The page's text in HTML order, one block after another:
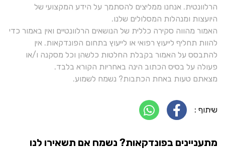
הרלוונטית. אנחנו ממליצים להסתמך על הידע המקצועי של
היועצות ומנהלות המסלולים שלנו.
האמור מהווה סקירה כללית של הנושאים הרלוונטיים ואין באמור כדי
להוות תחליף לייעוץ רפואי או לייעוץ בתחום הפונדקאות. אין
להתבסס על האמור בקבלת החלטות כלשהן וכל מסקנה ו/או
פעולה על בסיס הכתוב הינה באחריות הקורא בלבד.
מצאתם טעות באחת הכתבות? נשמח לשמוע.
שיתוף :
מתעניינים בפונדקאות? נשמח אם תשאירו לנו